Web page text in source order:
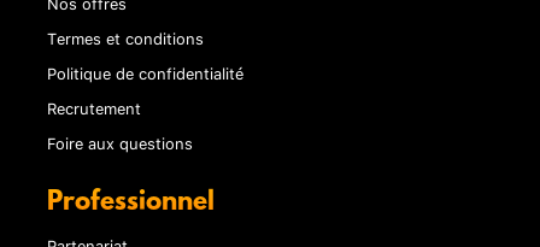
Termes et conditions
Politique de confidentialité
Recrutement
Foire aux questions
Professionnel